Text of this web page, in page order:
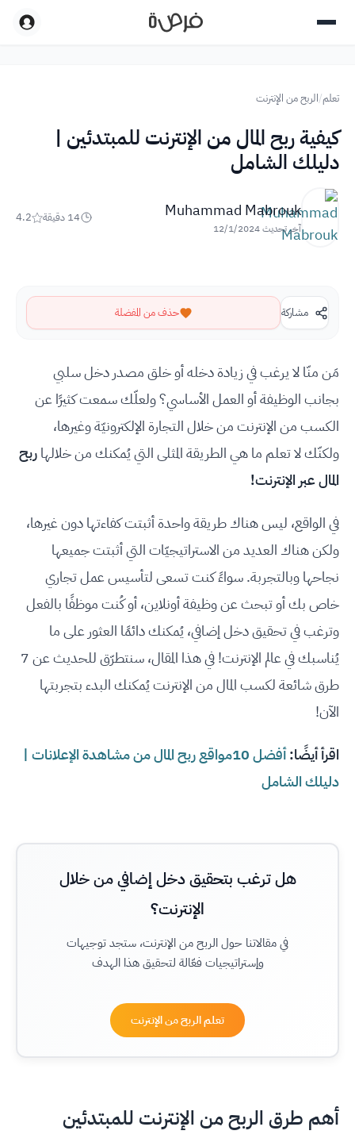
تعلم/الربح من الإنترنت
كيفية ربح المال من الإنترنت للمبتدئين |
دليلك الشامل
Muhammad Mabrouk
آخر تحديث12/1/2024
14 دقيقة 4.2
مشاركة حذف من المفضلة
مَن منّا لا يرغب في زيادة دخله أو خلق مصدر دخل سلبي
بجانب الوظيفة أو العمل الأساسي؟ ولعلّك سمعت كثيرًا عن
الكسب من الإنترنت من خلال التجارة الإلكترونيّة وغيرها،
ولكنّك لا تعلم ما هي الطريقة المثلى التي يُمكنك من خلالهاربح
المال عبر الإنترنت!
في الواقع، ليس هناك طريقة واحدة أثبتت كفاءتها دون غيرها،
ولكن هناك العديد من الاستراتيجيّات التي أثبتت جميعها
نجاحها وبالتجربة. سواءً كنت تسعى لتأسيس عمل تجاري
خاص بك أو تبحث عن وظيفة أونلاين، أو كُنت موظفًا بالفعل
وترغب في تحقيق دخل إضافي، يُمكنك دائمًا العثور على ما
يُناسبك في عالم الإنترنت! في هذا المقال، سنتطرّق للحديث عن 7
طرق شائعة لكسب المال من الإنترنت يُمكنك البدء بتجربتها
الآن!
اقرأ أيضًا:
أفضل 10مواقع ربح المال من مشاهدة الإعلانات |
دليلك الشامل
هل ترغب بتحقيق دخل إضافي من خلال
الإنترنت؟
في مقالاتنا حول الربح من الإنترنت، ستجد توجيهات
وإستراتيجيات فعّالة لتحقيق هذا الهدف
تعلم الربح من الإنترنت
أهم طرق الربح من الإنترنت للمبتدئين